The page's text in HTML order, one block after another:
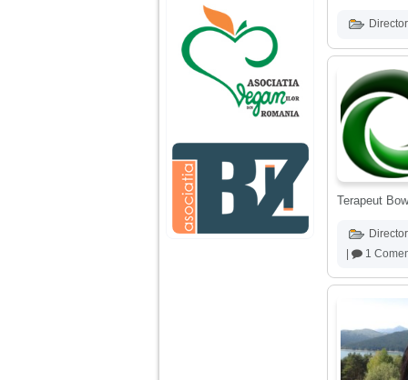
ani, privind in urma
realizez cat de multe
greseli am facut in
educatia si cresterea
ei, am fost o mama
egoista, preocupata
de implinirea
profesionala, cand ea
era mica am neglijat-
agresiva, orice
greseala era taxata cu
o palma sau pedepse.
De 4 ani am o relatie
serioasa cu un barbat
Terapeut
1